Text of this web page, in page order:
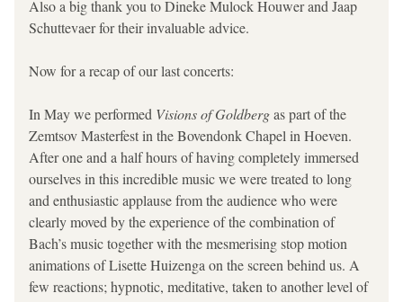
Also a big thank you to Dineke Mulock Houwer and Jaap
Schuttevaer for their invaluable advice.
Now for a recap of our last concerts:
In May we performed Visions of Goldberg as part of the
Zemtsov Masterfest in the Bovendonk Chapel in Hoeven.
After one and a half hours of having completely immersed
ourselves in this incredible music we were treated to long
and enthusiastic applause from the audience who were
clearly moved by the experience of the combination of
Bach’s music together with the mesmerising stop motion
animations of Lisette Huizenga on the screen behind us. A
few reactions; hypnotic, meditative, taken to another level of